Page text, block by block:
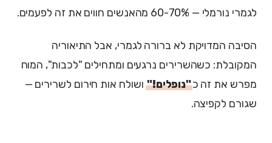
לגמרי נורמלי — 60-70% מהאנשים חווים את זה לפעמים.
הסיבה המדויקת לא ברורה לגמרי, אבל התיאוריה
המקובלת: כשהשרירים נרגעים ומתחילים "לכבות", המוח
מפרש את זה כ"נופלים!"ושולח אות חירום לשרירים —
שגורם לקפיצה.